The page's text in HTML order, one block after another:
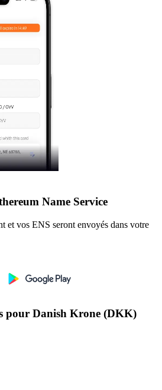
Name Service
et vos ENS seront envoyés dans votre
pour Danish Krone (DKK)